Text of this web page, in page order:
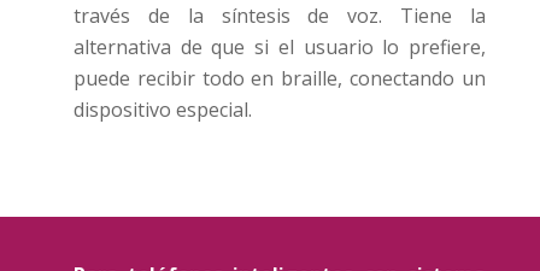
través de la síntesis de voz. Tiene la
alternativa de que si el usuario lo prefiere,
puede recibir todo en braille, conectando un
dispositivo especial.